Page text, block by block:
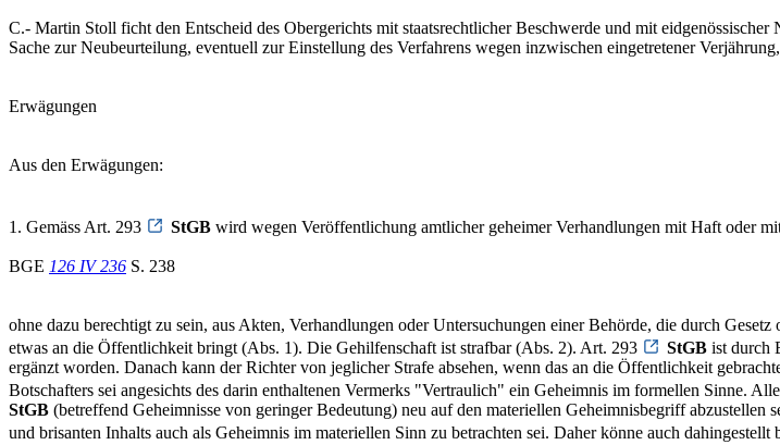
C.- Martin Stoll ficht den Entscheid des Obergerichts mit staatsrechtlicher Beschwerde und mit
Sache zur Neubeurteilung, eventuell zur Einstellung des Verfahrens wegen inzwischen eingetretener
Erwägungen
Aus den Erwägungen:
1. Gemäss Art. 293 StGB wird wegen Veröffentlichung amtlicher geheimer Verhandlungen mit Haft oder
BGE 126 IV 236 S. 238
ohne dazu berechtigt zu sein, aus Akten, Verhandlungen oder Untersuchungen einer Behörde, die durch
etwas an die Öffentlichkeit bringt (Abs. 1). Die Gehilfenschaft ist strafbar (Abs. 2). Art. 293
StGB ist durch
ergänzt worden. Danach kann der Richter von jeglicher Strafe absehen, wenn das an die Öffentlichkeit
Botschafters sei angesichts des darin enthaltenen Vermerks "Vertraulich" ein Geheimnis im formellen Sinne.
StGB (betreffend Geheimnisse von geringer Bedeutung) neu auf den materiellen Geheimnisbegriff abzustellen
und brisanten Inhalts auch als Geheimnis im materiellen Sinn zu betrachten sei. Daher könne auch